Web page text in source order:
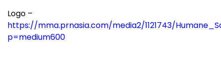
Logo –
https://mma.prnasia.com/media2/1121743/
p=medium600